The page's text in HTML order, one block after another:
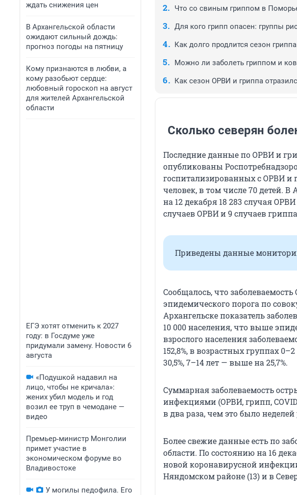
ждать снижения цен
В Архангельской области
ожидают сильный дождь:
прогноз погоды на пятницу
Кому признаются в любви, а
кому разобьют сердце:
любовный гороскоп на август
для жителей Архангельской
области
ЕГЭ хотят отменить к 2027
году: в Госдуме уже
придумали замену. Новости 6
августа
«Подушкой надавил на
лицо, чтобы не кричала»:
жених убил модель и год
возил ее труп в чемодане —
видео
Премьер‑министр Монголии
примет участие в
экономическом форуме во
Владивостоке
У могилы педофила. Его
Что со свиным гриппом в
Для кого грипп опасен: группы
Как долго продлится сезон
Можно ли заболеть гриппом и
Как сезон ОРВИ и гриппа
Сколько северян
Последние данные по ОРВИ и
опубликованы
госпитализированных с ОРВИ и
человек, в том числе 70 детей. В
на 12 декабря 18 283 случая
случаев ОРВИ и 9 случаев
Приведены данные
Сообщалось, что
эпидемического порога по
Архангельске показатель
10 000 населения, что выше
взрослого населения
152,8%, в возрастных группах
30,5%, 7–14 лет — выше на 25,7%.
Суммарная заболеваемость
инфекциями (ОРВИ, грипп,
в два раза, чем это было
Более свежие данные есть по
области. По состоянию на 16
новой коронавирусной
Няндомском районе (13) и в